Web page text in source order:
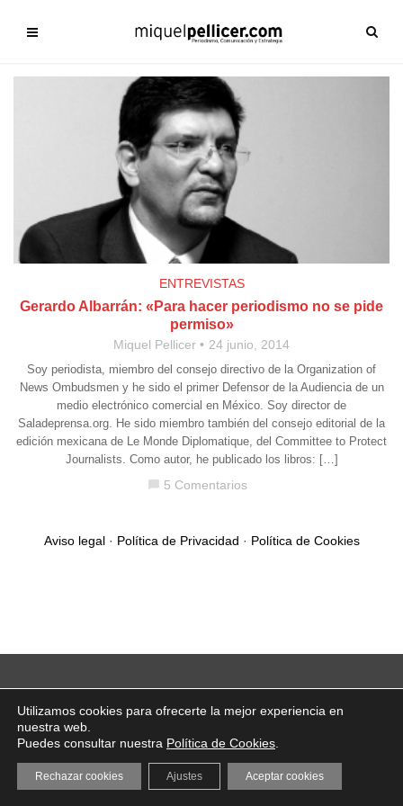
ENTREVISTAS
Gerardo Albarrán: «Para hacer periodismo no se pide
permiso»
Miquel Pellicer 24 junio, 2014
Soy periodista, miembro del consejo directivo de la Organization of
News Ombudsmen y he sido el primer Defensor de la Audiencia de un
medio electrónico comercial en México. Soy director de
Saladeprensa.org. He sido miembro también del consejo editorial de la
edición mexicana de Le Monde Diplomatique, del Committee to Protect
Journalists. Como autor, he publicado los libros: […]
5 Comentarios
Aviso legal· Política de Privacidad · Política de Cookies
Utilizamos cookies para ofrecerte la mejor experiencia en
nuestra web.
Puedes consultar nuestra Política de Cookies
Aceptar cookies
Rechazar cookies Ajustes